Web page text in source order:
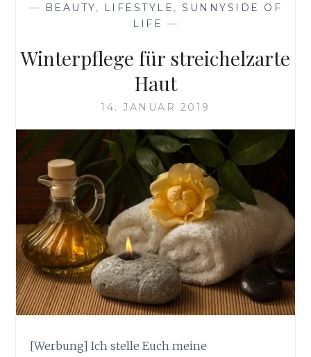
— BEAUTY, LIFESTYLE ,SUNNYSIDE OF
LIFE —
Winterpflege für streichelzarte
Haut
14. JANUAR 2019
[Werbung] Ich stelle Euch meine